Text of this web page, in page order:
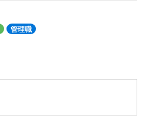
管理職